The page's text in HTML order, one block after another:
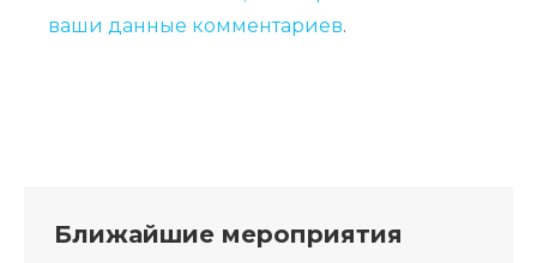
ваши данные комментариев.
Ближайшие мероприятия